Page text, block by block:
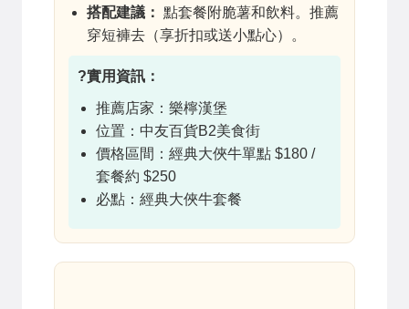
搭配建議： 點套餐附脆薯和飲料。推薦
穿短褲去（享折扣或送小點心）。
?實用資訊：
推薦店家：樂檸漢堡
位置：中友百貨B2美食街
價格區間：經典大俠牛單點 $180 /
套餐約 $250
必點：經典大俠牛套餐